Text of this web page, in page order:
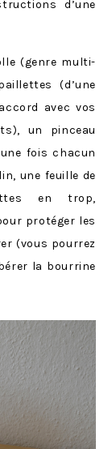
d’une
(genre multi-
(d’une
avec vos
un pinceau
fois chacun
une feuille de
en trop,
protéger les
(vous pourrez
la bourrine